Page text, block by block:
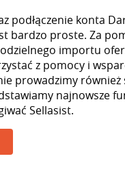
podłączenie konta
bardzo proste. Za
importu
z pomocy i
prowadzimy również
najnowsze
Sellasist.